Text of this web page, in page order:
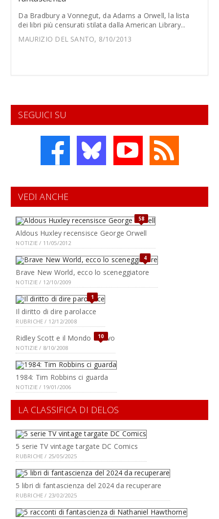
Da Bradbury a Vonnegut, da Adams a Orwell, la lista
dei libri più censurati stilata dalla American Library...
MAURIZIO DEL SANTO, 8/10/2013
SEGUICI SU
VEDI ANCHE
58
Aldous Huxley recensisce George Orwell
NOTIZIE / 11/05/2012
4
Brave New World, ecco lo sceneggiatore
NOTIZIE / 12/10/2009
1
Il diritto di dire parolacce
RUBRICHE / 12/12/2008
10
Ridley Scott e il Mondo Nuovo
NOTIZIE / 8/10/2008
1984: Tim Robbins ci guarda
NOTIZIE / 19/01/2006
LA CLASSIFICA DI DELOS
5 serie TV vintage targate DC Comics
RUBRICHE / 25/05/2025
5 libri di fantascienza del 2024 da recuperare
RUBRICHE / 23/02/2025